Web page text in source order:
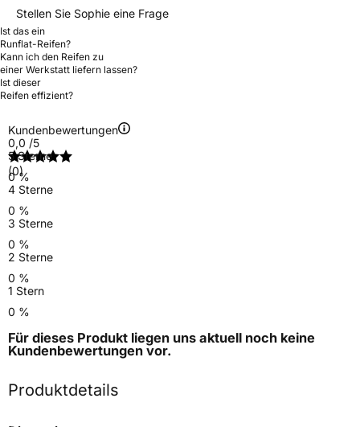
Stellen Sie Sophie eine Frage
Ist das ein
Runflat-Reifen?
Kann ich den Reifen zu
einer Werkstatt liefern lassen?
Ist dieser
Reifen effizient?
Kundenbewertungen
0,0 /5
(0)
5 Sterne
0 %
4 Sterne
0 %
3 Sterne
0 %
2 Sterne
0 %
1 Stern
0 %
Für dieses Produkt liegen uns aktuell noch keine
Kundenbewertungen vor.
Produktdetails